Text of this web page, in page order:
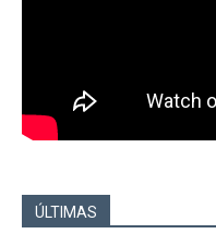
ÚLTIMAS